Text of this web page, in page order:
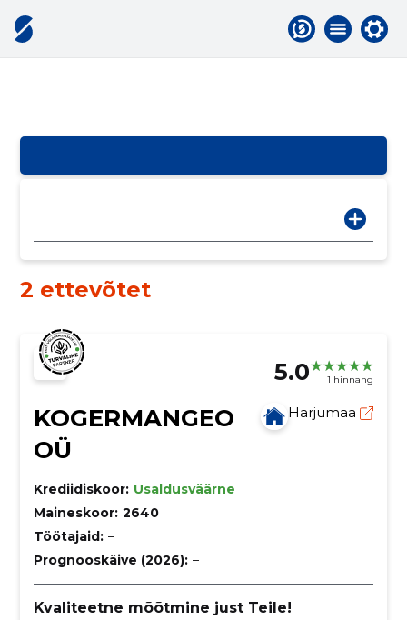
2 ettevõtet
5.0 1 hinnang
KOGERMANGEO
OÜ
Harjumaa
Krediidiskoor: Usaldusväärne
Maineskoor: 2640
Töötajaid: –
Prognooskäive (2026): –
Kvaliteetne mõõtmine just Teile!